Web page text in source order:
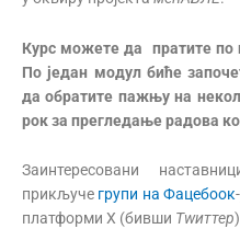
Курс можете да пратите по
По један модул биће
да обратите пажњу на
рок за прегледање радова
Заинтересовани
прикључе групи на Фацебоок
платформи X (бивши Тwиттер